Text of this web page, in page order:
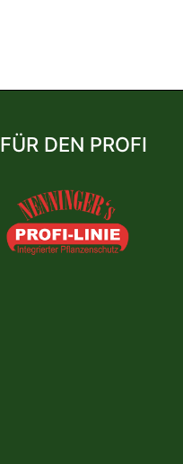
FÜR DEN PROFI